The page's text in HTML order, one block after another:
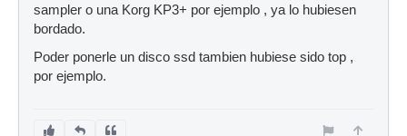
sampler o una Korg KP3+ por ejemplo , ya lo hubiesen
bordado.
Poder ponerle un disco ssd tambien hubiese sido top ,
por ejemplo.